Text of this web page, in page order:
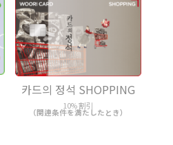
카드의 정석 SHOPPING
10% 割引
（関連条件を満たしたとき）